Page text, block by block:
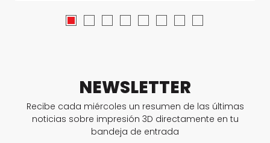
NEWSLETTER
Recibe cada miércoles un resumen de las últimas
noticias sobre impresión 3D directamente en tu
bandeja de entrada